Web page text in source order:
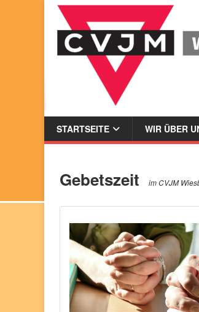
STARTSEITE WIR ÜBER
Gebetszeit im CVJM